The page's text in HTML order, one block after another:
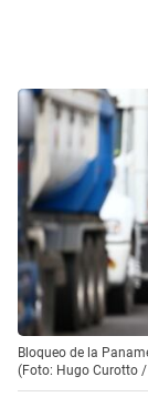
Bloqueo de la
(Foto: Hugo Curotto /